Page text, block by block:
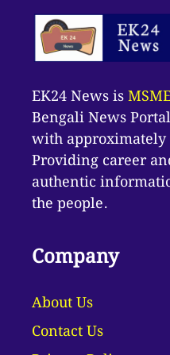
EK24 News is
Bengali News
with
Providing career
authentic
the people.
Company
About Us
Contact Us